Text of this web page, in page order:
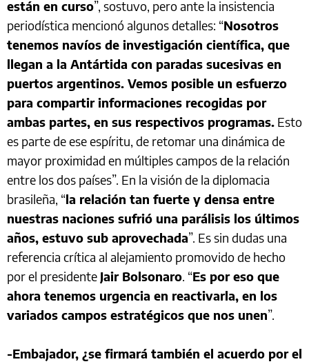
están en curso”, sostuvo, pero ante la insistencia
periodística mencionó algunos detalles: “Nosotros
tenemos navíos de investigación científica, que
llegan a la Antártida con paradas sucesivas en
puertos argentinos. Vemos posible un esfuerzo
para compartir informaciones recogidas por
ambas partes, en sus respectivos programas. Esto
es parte de ese espíritu, de retomar una dinámica de
mayor proximidad en múltiples campos de la relación
entre los dos países”. En la visión de la diplomacia
brasileña, “la relación tan fuerte y densa entre
nuestras naciones sufrió una parálisis los últimos
años, estuvo sub aprovechada”. Es sin dudas una
referencia crítica al alejamiento promovido de hecho
por el presidente Jair Bolsonaro. “Es por eso que
ahora tenemos urgencia en reactivarla, en los
variados campos estratégicos que nos unen”.
-Embajador, ¿se firmará también el acuerdo por el